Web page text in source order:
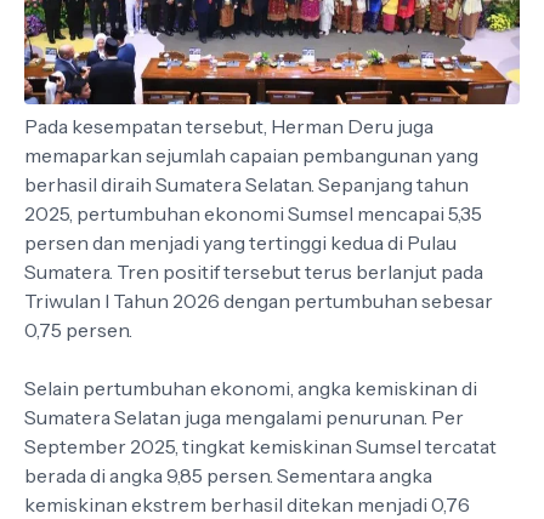
Pada kesempatan tersebut, Herman Deru juga
memaparkan sejumlah capaian pembangunan yang
berhasil diraih Sumatera Selatan. Sepanjang tahun
2025, pertumbuhan ekonomi Sumsel mencapai 5,35
persen dan menjadi yang tertinggi kedua di Pulau
Sumatera. Tren positif tersebut terus berlanjut pada
Triwulan I Tahun 2026 dengan pertumbuhan sebesar
0,75 persen.
Selain pertumbuhan ekonomi, angka kemiskinan di
Sumatera Selatan juga mengalami penurunan. Per
September 2025, tingkat kemiskinan Sumsel tercatat
berada di angka 9,85 persen. Sementara angka
kemiskinan ekstrem berhasil ditekan menjadi 0,76